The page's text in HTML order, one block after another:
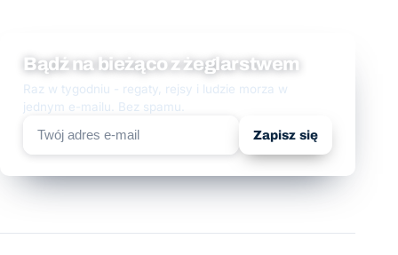
Bądź na bieżąco z żeglarstwem
Raz w tygodniu - regaty, rejsy i ludzie morza w
jednym e-mailu. Bez spamu.
Zapisz się